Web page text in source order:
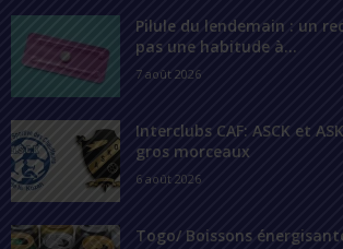
Pilule du lendemain : un
pas une habitude à...
7 août 2026
Interclubs CAF: ASCK et
gros morceaux
6 août 2026
Togo/ Boissons